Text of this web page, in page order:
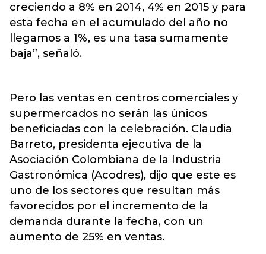
creciendo a 8% en 2014, 4% en 2015 y para
esta fecha en el acumulado del año no
llegamos a 1%, es una tasa sumamente
baja”, señaló.
Pero las ventas en centros comerciales y
supermercados no serán las únicos
beneficiadas con la celebración. Claudia
Barreto, presidenta ejecutiva de la
Asociación Colombiana de la Industria
Gastronómica (Acodres), dijo que este es
uno de los sectores que resultan más
favorecidos por el incremento de la
demanda durante la fecha, con un
aumento de 25% en ventas.